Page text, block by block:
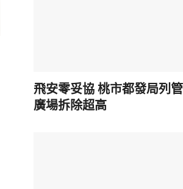
飛安零妥協 桃市都發局列
廣場拆除超高